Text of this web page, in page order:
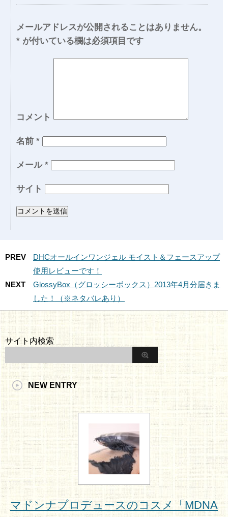
メールアドレスが公開されることはありません。
* が付いている欄は必須項目です
コメント
名前 *
メール *
サイト
PREV
DHCオールインワンジェル モイスト＆フェースアップ
使用レビューです！
NEXT
GlossyBox（グロッシーボックス）2013年4月分届きま
した！（※ネタバレあり）
サイト内検索
NEW ENTRY
マドンナプロデュースのコスメ「MDNA